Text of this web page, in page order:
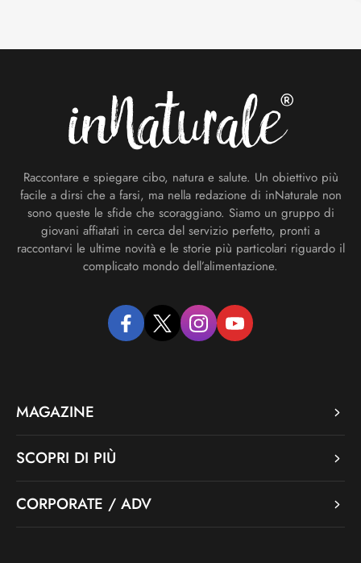
Raccontare e spiegare cibo, natura e salute. Un obiettivo più
facile a dirsi che a farsi, ma nella redazione di inNaturale non
sono queste le sfide che scoraggiano. Siamo un gruppo di
giovani affiatati in cerca del servizio perfetto, pronti a
raccontarvi le ultime novità e le storie più particolari riguardo il
complicato mondo dell’alimentazione.
facebooktwitter instagramyoutube
MAGAZINE
SCOPRI DI PIÙ
CORPORATE / ADV